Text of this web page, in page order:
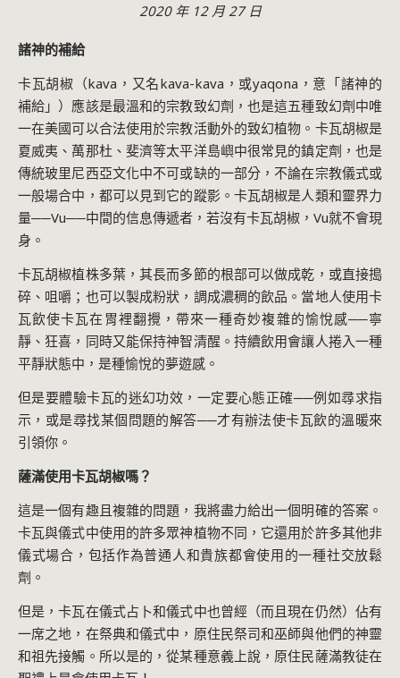
2020 年 12 月 27 日
諸神的補給
卡瓦胡椒（kava，又名kava-kava，或yaqona，意「諸神的
補給」）應該是最溫和的宗教致幻劑，也是這五種致幻劑中唯
一在美國可以合法使用於宗教活動外的致幻植物。卡瓦胡椒是
夏威夷、萬那杜、斐濟等太平洋島嶼中很常見的鎮定劑，也是
傳統玻里尼西亞文化中不可或缺的一部分，不論在宗教儀式或
一般場合中，都可以見到它的蹤影。卡瓦胡椒是人類和靈界力
量──Vu──中間的信息傳遞者，若沒有卡瓦胡椒，Vu就不會現
身。
卡瓦胡椒植株多葉，其長而多節的根部可以做成乾，或直接搗
碎、咀嚼；也可以製成粉狀，調成濃稠的飲品。當地人使用卡
瓦飲使卡瓦在胃裡翻攪，帶來一種奇妙複雜的愉悅感──寧
靜、狂喜，同時又能保持神智清醒。持續飲用會讓人捲入一種
平靜狀態中，是種愉悅的夢遊感。
但是要體驗卡瓦的迷幻功效，一定要心態正確──例如尋求指
示，或是尋找某個問題的解答──才有辦法使卡瓦飲的溫暖來
引領你。
薩滿使用卡瓦胡椒嗎？
這是一個有趣且複雜的問題，我將盡力給出一個明確的答案。
卡瓦與儀式中使用的許多眾神植物不同，它還用於許多其他非
儀式場合，包括作為普通人和貴族都會使用的一種社交放鬆
劑。
但是，卡瓦在儀式占卜和儀式中也曾經（而且現在仍然）佔有
一席之地，在祭典和儀式中，原住民祭司和巫師與他們的神靈
和祖先接觸。所以是的，從某種意義上說，原住民薩滿教徒在